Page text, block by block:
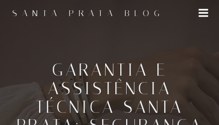
para
SANTA PRATA BLOG
GARANTIA E
ASSISTÊNCIA
TÉCNICA SANTA